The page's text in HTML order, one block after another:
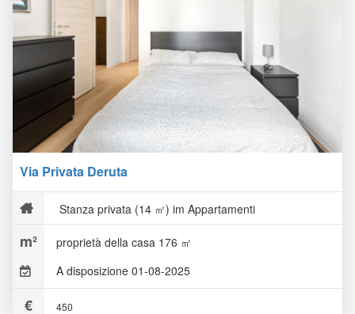
Via Privata Deruta
Stanza privata (14 ㎡) im Appartamenti
proprietà della casa 176 ㎡
A disposizione 01-08-2025
450